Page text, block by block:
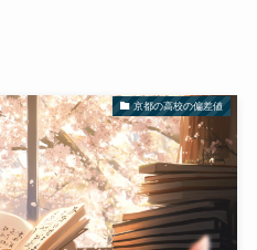
京都の高校の偏差値